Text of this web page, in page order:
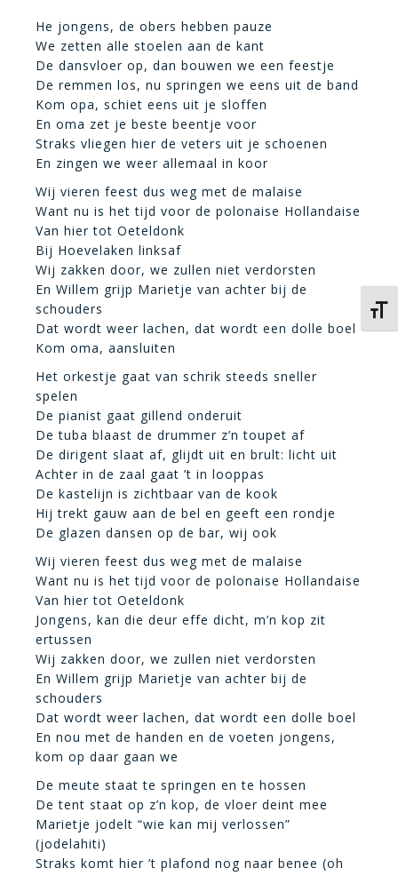
He jongens, de obers hebben pauze
We zetten alle stoelen aan de kant
De dansvloer op, dan bouwen we een feestje
De remmen los, nu springen we eens uit de band
Kom opa, schiet eens uit je sloffen
En oma zet je beste beentje voor
Straks vliegen hier de veters uit je schoenen
En zingen we weer allemaal in koor
Wij vieren feest dus weg met de malaise
Want nu is het tijd voor de polonaise Hollandaise
Van hier tot Oeteldonk
Bij Hoevelaken linksaf
Wij zakken door, we zullen niet verdorsten
En Willem grijp Marietje van achter bij de
schouders
Dat wordt weer lachen, dat wordt een dolle boel
Kom oma, aansluiten
Het orkestje gaat van schrik steeds sneller
spelen
De pianist gaat gillend onderuit
De tuba blaast de drummer z’n toupet af
De dirigent slaat af, glijdt uit en brult: licht uit
Achter in de zaal gaat ’t in looppas
De kastelijn is zichtbaar van de kook
Hij trekt gauw aan de bel en geeft een rondje
De glazen dansen op de bar, wij ook
Wij vieren feest dus weg met de malaise
Want nu is het tijd voor de polonaise Hollandaise
Van hier tot Oeteldonk
Jongens, kan die deur effe dicht, m’n kop zit
ertussen
Wij zakken door, we zullen niet verdorsten
En Willem grijp Marietje van achter bij de
schouders
Dat wordt weer lachen, dat wordt een dolle boel
En nou met de handen en de voeten jongens,
kom op daar gaan we
De meute staat te springen en te hossen
De tent staat op z’n kop, de vloer deint mee
Marietje jodelt “wie kan mij verlossen”
(jodelahiti)
Straks komt hier ’t plafond nog naar benee (oh